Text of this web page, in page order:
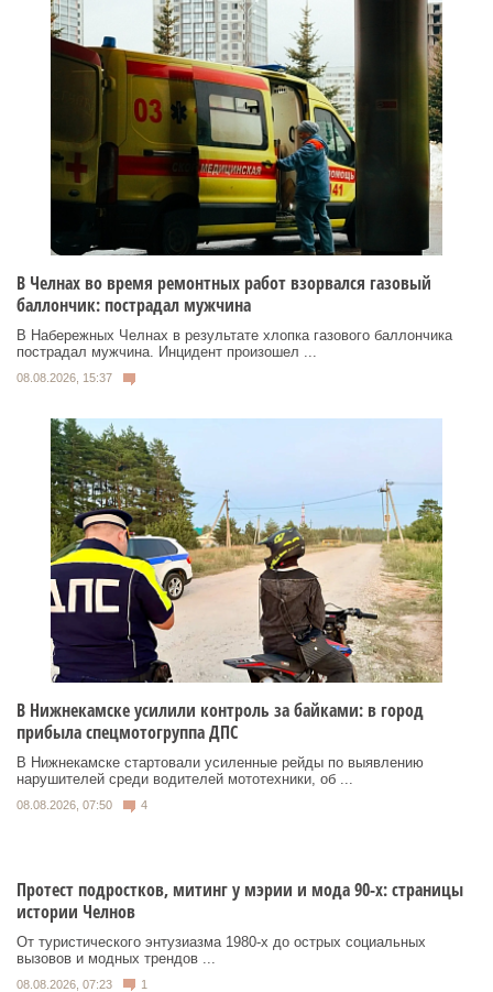
В Челнах во время ремонтных работ взорвался газовый
баллончик: пострадал мужчина
В Набережных Челнах в результате хлопка газового баллончика
пострадал мужчина. Инцидент произошел ...
08.08.2026, 15:37
В Нижнекамске усилили контроль за байками: в город
прибыла спецмотогруппа ДПС
В Нижнекамске стартовали усиленные рейды по выявлению
нарушителей среди водителей мототехники, об ...
08.08.2026, 07:50 4
Протест подростков, митинг у мэрии и мода 90-х: страницы
истории Челнов
От туристического энтузиазма 1980‑х до острых социальных
вызовов и модных трендов ...
08.08.2026, 07:23 1